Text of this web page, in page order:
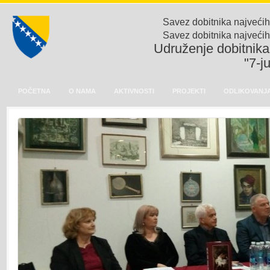
Savez dobitnika
Savez dobitnika
Udruženje
"7-
POČETNA O NAMA AKTIVNOSTI PROJEKTI